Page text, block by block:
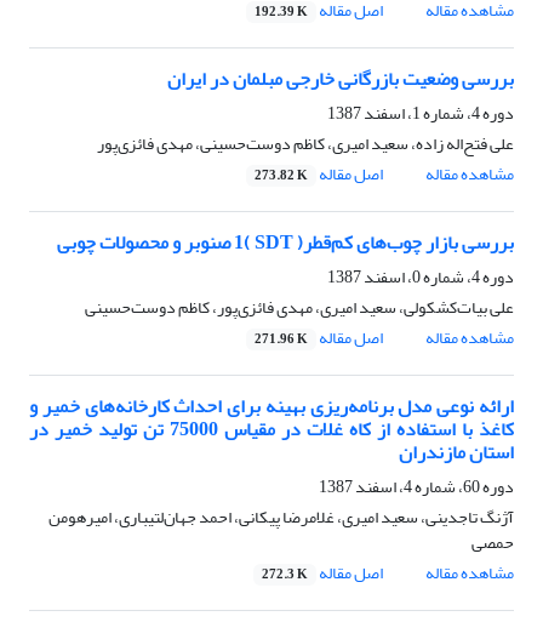
مشاهده مقاله
اصل مقاله 192.39 K
بررسی وضعیت بازرگانی خارجی مبلمان در ایران
دوره 4، شماره 1، اسفند 1387
علی فتح‌اله زاده، سعید امیری، کاظم دوست‌حسینی، مهدی فائزی‌پور
مشاهده مقاله
اصل مقاله 273.82 K
بررسی بازار چوب‌های کم‌قطر( SDT )1 صنوبر و محصولات چوبی
دوره 4، شماره 0، اسفند 1387
علی بیات‌کشکولی، سعید امیری، مهدی فائزی‌پور، کاظم دوست‌حسینی
مشاهده مقاله
اصل مقاله 271.96 K
ارائه نوعی مدل برنامه‌ریزی بهینه برای احداث کارخانه‌های خمیر و
کاغذ با استفاده از کاه غلات در مقیاس 75000 تن تولید خمیر در
استان مازندران
دوره 60، شماره 4، اسفند 1387
آژنگ تاجدینی، سعید امیری، غلامرضا پیکانی، احمد جهان‌لتیباری، امیرهومن
حمصی
مشاهده مقاله
اصل مقاله 272.3 K